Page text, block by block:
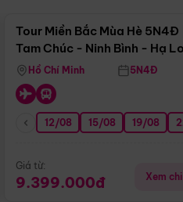
16/09 23/09 30/09 07/10
Tour Miền Bắc Mùa Hè 5N4Đ |
Tam Chúc - Ninh Bình - Hạ
Hồ Chí Minh 5N4Đ
12/08 15/08 19/08
Giá từ:
9.399.000đ Xem